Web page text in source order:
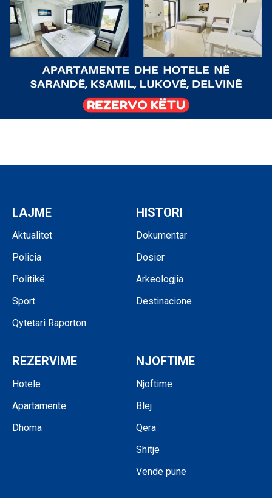
LAJME
Aktualitet
Policia
Politikë
Sport
Qytetari Raporton
HISTORI
Dokumentar
Dosier
Arkeologjia
Destinacione
REZERVIME
Hotele
Apartamente
Dhoma
NJOFTIME
Njoftime
Blej
Qera
Shitje
Vende pune